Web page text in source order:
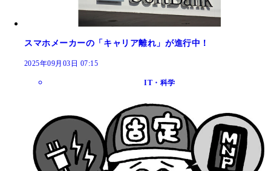
スマホメーカーの「キャリア離れ」が進行中！
2025年09月03日 07:15
IT・科学